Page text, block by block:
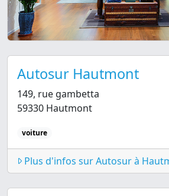
Autosur Hautmont
149, rue gambetta
59330 Hautmont
voiture
Plus d'infos sur Autosur à